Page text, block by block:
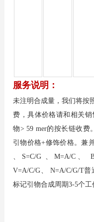
服务说明：
未注明合成量，我们将按
费，具体价格请和相关销
物> 59 mer的按长链收
引物价格+修饰价格。兼
、S=C/G 、M=A/C、
V=A/C/G、 N=A/C/G/T
标记引物合成周期3-5个工